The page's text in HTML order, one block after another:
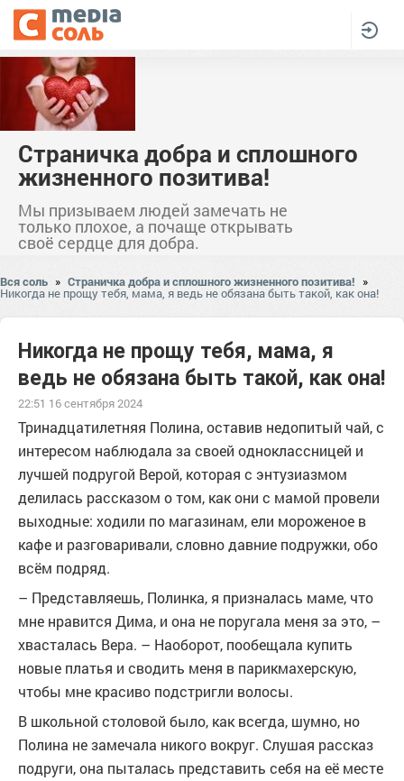
Страничка добра и сплошного
жизненного позитива!
Мы призываем людей замечать не
только плохое, а почаще открывать
своё сердце для добра.
Вся соль » Страничка добра и сплошного жизненного позитива! »
Никогда не прощу тебя, мама, я ведь не обязана быть такой, как она!
Никогда не прощу тебя, мама, я
ведь не обязана быть такой, как она!
22:51 16 сентября 2024
Тринадцатилетняя Полина, оставив недопитый чай, с
интересом наблюдала за своей одноклассницей и
лучшей подругой Верой, которая с энтузиазмом
делилась рассказом о том, как они с мамой провели
выходные: ходили по магазинам, ели мороженое в
кафе и разговаривали, словно давние подружки, обо
всём подряд.
– Представляешь, Полинка, я призналась маме, что
мне нравится Дима, и она не поругала меня за это, –
хвасталась Вера. – Наоборот, пообещала купить
новые платья и сводить меня в парикмахерскую,
чтобы мне красиво подстригли волосы.
В школьной столовой было, как всегда, шумно, но
Полина не замечала никого вокруг. Слушая рассказ
подруги, она пыталась представить себя на её месте